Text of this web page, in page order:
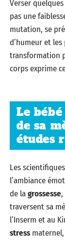
Verser
pas une
mutation, se
d’humeur et
transformation
corps exprime
Le
de sa
études
Les
l’ambiance
de lagrossesse,
traversent sa
l’Inserm et au
stressmaternel,